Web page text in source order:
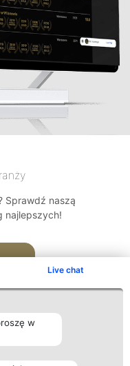
Live chat
w
Sprawdź naszą
najlepszych!
Kontakt